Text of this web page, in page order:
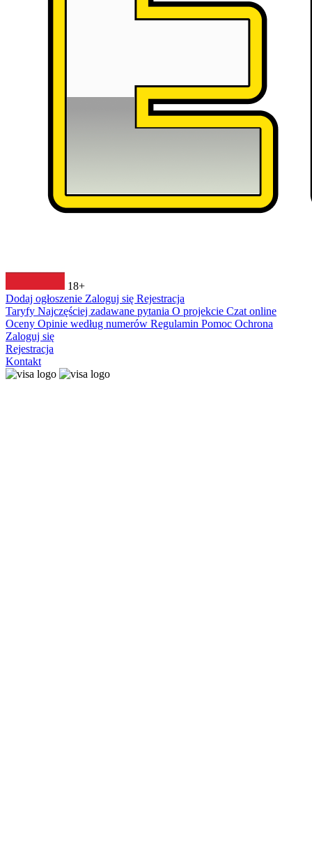
18+
Dodaj ogłoszenie Zaloguj się Rejestracja
Taryfy Najczęściej zadawane pytania O projekcie Czat online
Oceny Opinie według numerów Regulamin Pomoc Ochrona
Zaloguj się
Rejestracja
Kontakt